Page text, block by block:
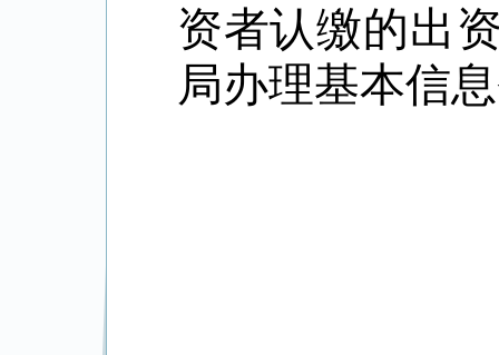
资者认缴的出
局办理基本信